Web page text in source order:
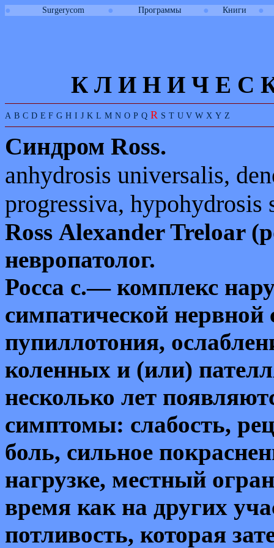
● Surgerycom ● Программы ● Книги ●
К Л И Н И Ч Е С
A B C D E F G H I J K L M N O P Q R S T U V W X Y Z
Синдром Ross.
anhydrosis universalis,
progressiva, hypohydrosis
Ross Alexander Treloar
невропатолог.
Росса с.— комплекс
симпатической нервной
пупиллотония,
коленных и (или)
несколько лет
симптомы: слабость,
боль, сильное
нагрузке, местный
время как на других
потливость, которая